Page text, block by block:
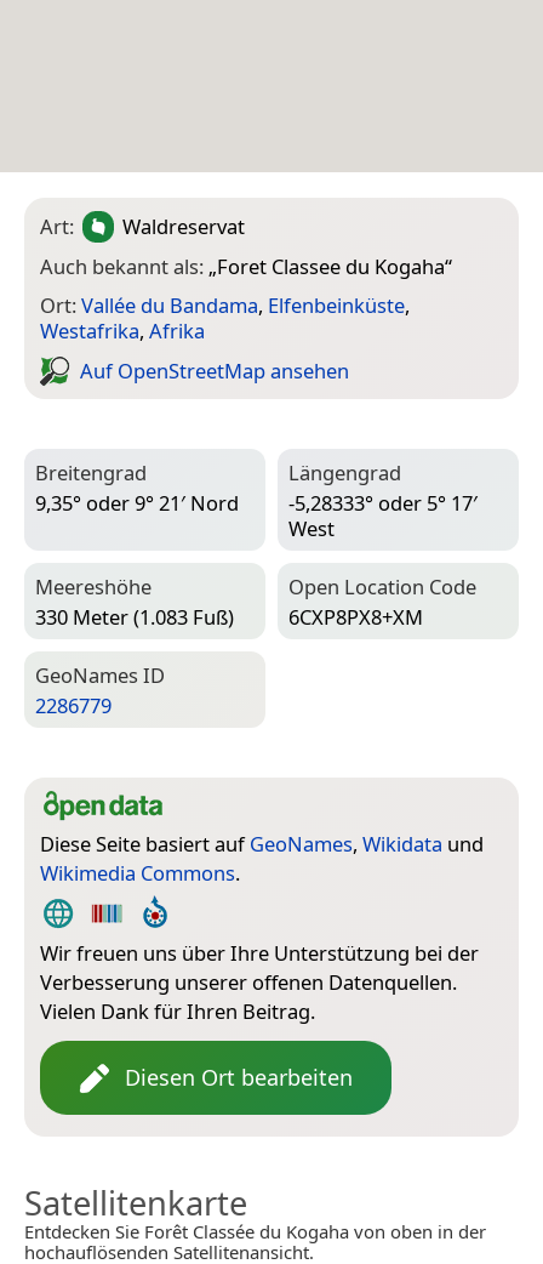
Art:
Waldreservat
Auch bekannt als: „Foret Classee du Kogaha“
Ort:Vallée du Bandama, Elfenbeinküste,
Westafrika, Afrika
Auf Open­Street­Map ansehen
Breitengrad
9,35° oder 9° 21′ Nord
Längengrad
-5,28333° oder 5° 17′
West
Meereshöhe
330 Meter (1.083 Fuß)
Open Location Code
6CXP8PX8+XM
Geo­Names ID
2286779
Diese Seite basiert aufGeoNames, Wikidata und
Wikimedia Commons.
Wir freuen uns über Ihre Unterstützung bei der
Verbesserung unserer offenen Datenquellen.
Vielen Dank für Ihren Beitrag.
Diesen Ort bearbeiten
Satellitenkarte
Entdecken Sie Forêt Classée du Kogaha von oben in der
hochauflösenden Satellitenansicht.